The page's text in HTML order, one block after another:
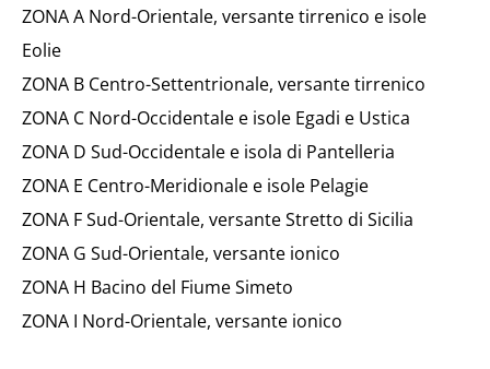
ZONA A Nord-Orientale, versante tirrenico e isole
Eolie
ZONA B Centro-Settentrionale, versante tirrenico
ZONA C Nord-Occidentale e isole Egadi e Ustica
ZONA D Sud-Occidentale e isola di Pantelleria
ZONA E Centro-Meridionale e isole Pelagie
ZONA F Sud-Orientale, versante Stretto di Sicilia
ZONA G Sud-Orientale, versante ionico
ZONA H Bacino del Fiume Simeto
ZONA I Nord-Orientale, versante ionico